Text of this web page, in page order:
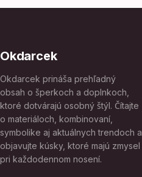
Okdarcek
Okdarcek prináša prehľadný
obsah o šperkoch a doplnkoch,
ktoré dotvárajú osobný štýl. Čítajte
o materiáloch, kombinovaní,
symbolike aj aktuálnych trendoch a
objavujte kúsky, ktoré majú zmysel
pri každodennom nosení.